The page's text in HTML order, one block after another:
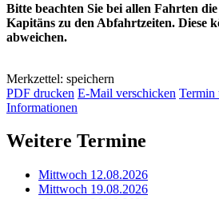
Bitte beachten Sie bei allen Fahrten
Kapitäns zu den Abfahrtzeiten. Diese
abweichen.
Merkzettel: speichern
PDF drucken E-Mail verschicken Termin
Informationen
Weitere Termine
Mittwoch 12.08.2026
Mittwoch 19.08.2026